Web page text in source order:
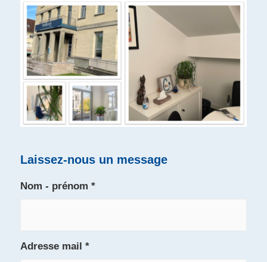
Laissez-nous un message
Nom - prénom *
Adresse mail *